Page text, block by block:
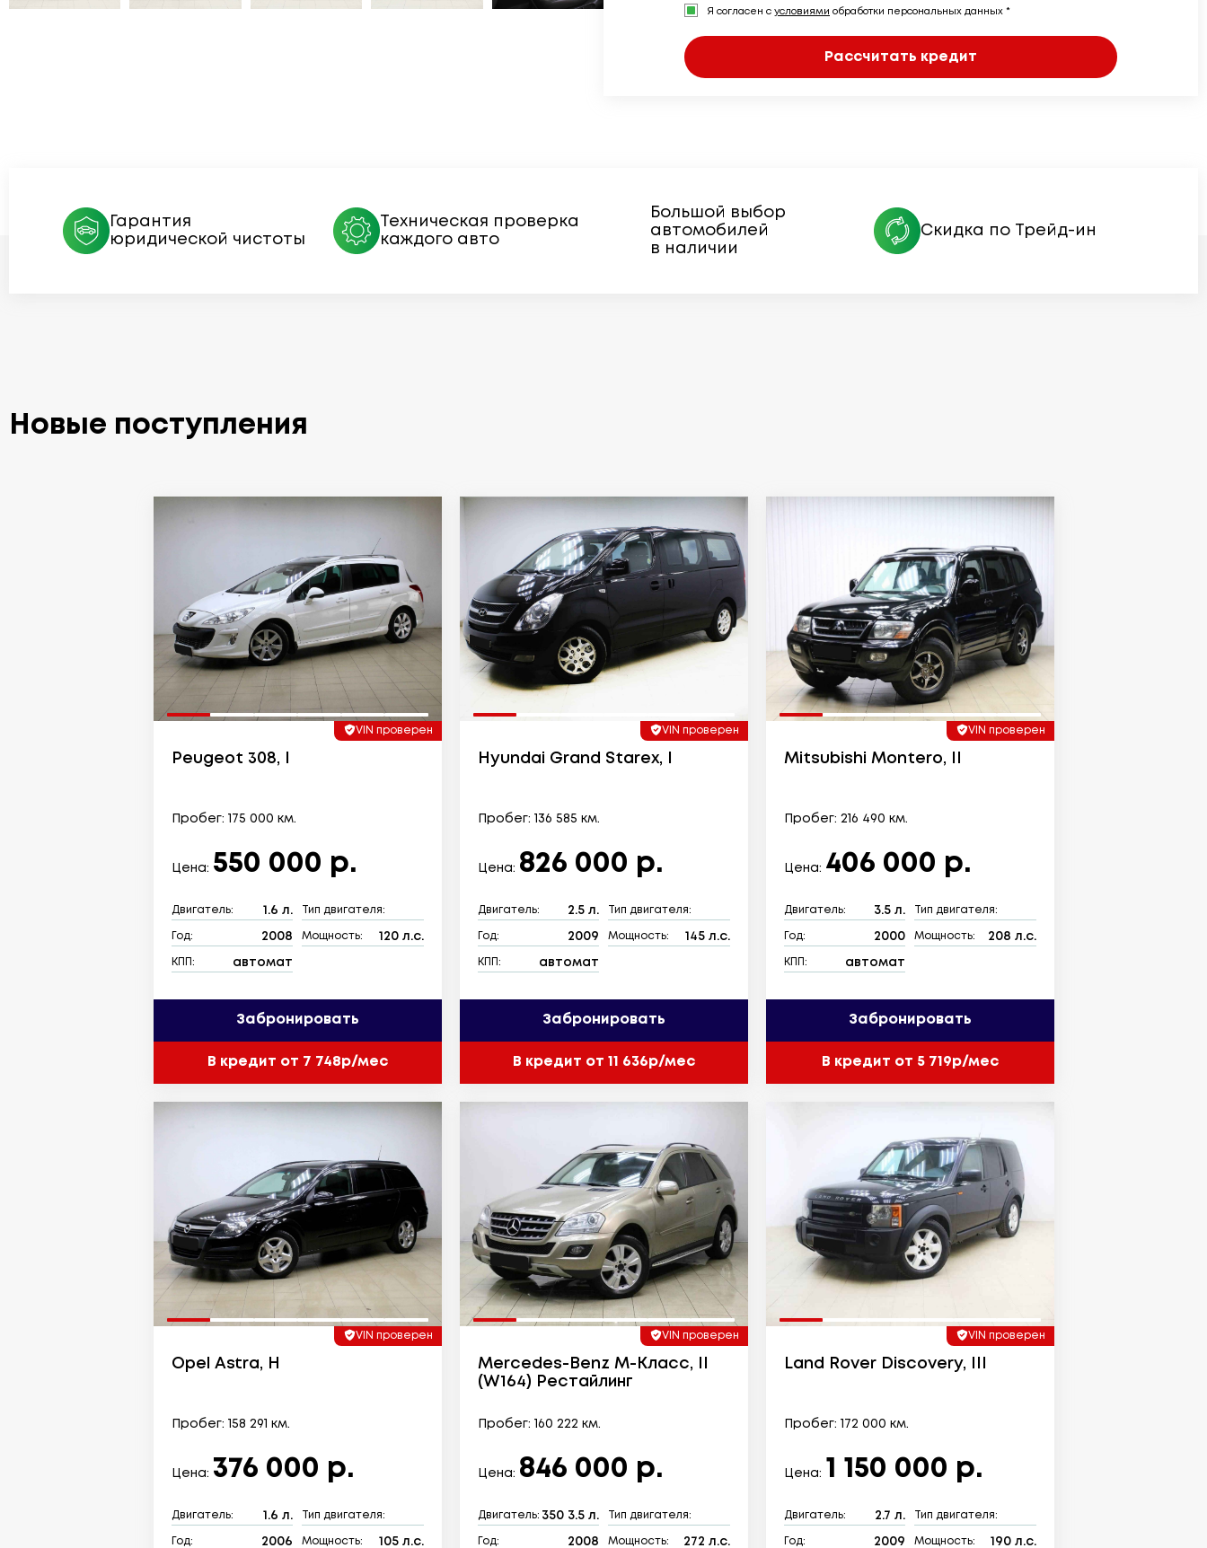
Я согласен с условиями обработки персональных данных *
Рассчитать кредит
Гарантия
юридической чистоты
Техническая проверка
каждого авто
Большой выбор
автомобилей
в наличии
Скидка по Трейд-ин
Новые поступления
VIN проверен
Peugeot 308, I
Пробег: 175 000 км.
Цена: 550 000 р.
Двигатель: 1.6 л. Тип двигателя:
Год: 2008 Мощность: 120 л.с.
КПП: автомат
Забронировать
В кредит от 7 748р/мес
VIN проверен
Hyundai Grand Starex, I
Пробег: 136 585 км.
Цена: 826 000 р.
Двигатель: 2.5 л. Тип двигателя:
Год: 2009 Мощность: 145 л.с.
КПП: автомат
Забронировать
В кредит от 11 636р/мес
VIN проверен
Mitsubishi Montero, II
Пробег: 216 490 км.
Цена: 406 000 р.
Двигатель: 3.5 л. Тип двигателя:
Год: 2000 Мощность: 208 л.с.
КПП: автомат
Забронировать
В кредит от 5 719р/мес
VIN проверен
Opel Astra, H
Пробег: 158 291 км.
Цена: 376 000 р.
Двигатель: 1.6 л. Тип двигателя:
Год: 2006 Мощность: 105 л.с.
VIN проверен
Mercedes-Benz M-Класс, II
(W164) Рестайлинг
Пробег: 160 222 км.
Цена: 846 000 р.
Двигатель: 350 3.5 л. Тип двигателя:
Год: 2008 Мощность: 272 л.с.
VIN проверен
Land Rover Discovery, III
Пробег: 172 000 км.
Цена: 1 150 000 р.
Двигатель: 2.7 л. Тип двигателя:
Год: 2009 Мощность: 190 л.с.